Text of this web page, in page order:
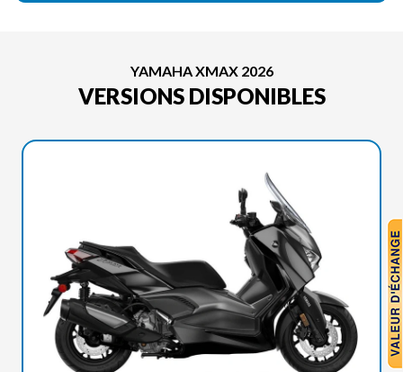
YAMAHA XMAX 2026
VERSIONS DISPONIBLES